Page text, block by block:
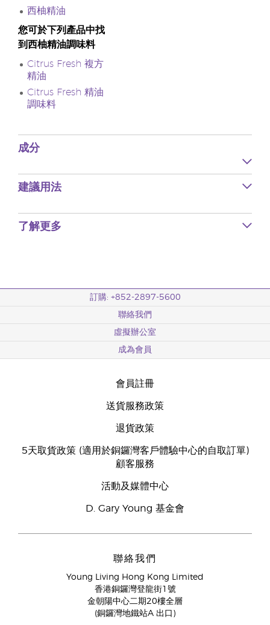
西柚精油
您可於下列產品中找
到西柚精油調味料
Citrus Fresh 複方
精油
Citrus Fresh 精油
調味料
成分
建議用法
了解更多
訂購: +852-2897-5600
聯絡我們
虛擬辦公室
成為會員
會員註冊
送貨服務政策
退貨政策
5天取貨政策 (適用於銅鑼灣客戶體驗中心的自取訂單)
顧客服務
活動及媒體中心
D. Gary Young 基金會
聯絡我們
Young Living Hong Kong Limited
香港銅鑼灣登龍街1號
金朝陽中心二期20樓全層
(銅鑼灣地鐵站A 出口)